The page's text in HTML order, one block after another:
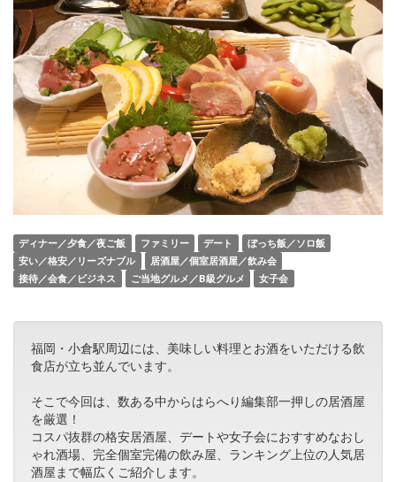
ディナー／夕食／夜ご飯 ファミリー デート
ぼっち飯／ソロ飯
安い／格安／リーズナブル
居酒屋／個室居酒屋／飲み会
接待／会食／ビジネス
ご当地グルメ／B級グルメ 女子会
福岡・小倉駅周辺には、美味しい料理とお酒をいただける飲
食店が立ち並んでいます。
そこで今回は、数ある中からはらへり編集部一押しの居酒屋
を厳選！
コスパ抜群の格安居酒屋、デートや女子会におすすめなおし
ゃれ酒場、完全個室完備の飲み屋、ランキング上位の人気居
酒屋まで幅広くご紹介します。